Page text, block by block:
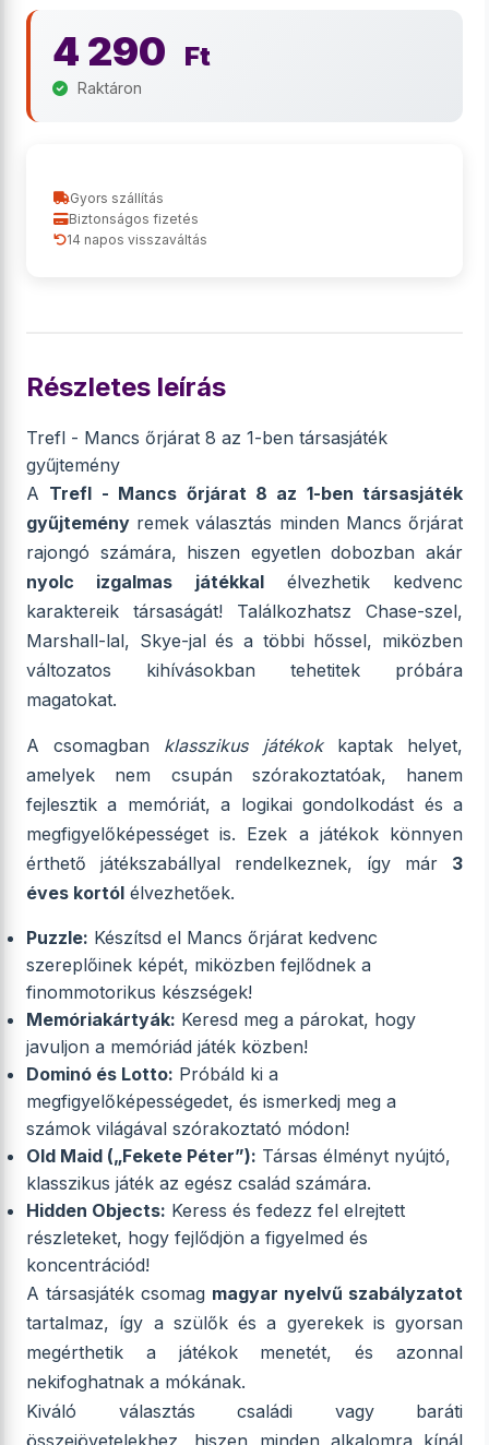
4 290 Ft
Raktáron
Gyors szállítás
Biztonságos fizetés
14 napos visszaváltás
Részletes leírás
Trefl - Mancs őrjárat 8 az 1-ben társasjáték
gyűjtemény
A Trefl - Mancs őrjárat 8 az 1-ben társasjáték
gyűjtemény remek választás minden Mancs őrjárat
rajongó számára, hiszen egyetlen dobozban akár
nyolc izgalmas játékkalélvezhetik kedvenc
karaktereik társaságát! Találkozhatsz Chase-szel,
Marshall-lal, Skye-jal és a többi hőssel, miközben
változatos kihívásokban tehetitek próbára
magatokat.
A csomagban klasszikus játékokkaptak helyet,
amelyek nem csupán szórakoztatóak, hanem
fejlesztik a memóriát, a logikai gondolkodást és a
megfigyelőképességet is. Ezek a játékok könnyen
érthető játékszabállyal rendelkeznek, így már 3
éves kortól élvezhetőek.
Puzzle: Készítsd el Mancs őrjárat kedvenc
szereplőinek képét, miközben fejlődnek a
finommotorikus készségek!
Memóriakártyák: Keresd meg a párokat, hogy
javuljon a memóriád játék közben!
Dominó és Lotto: Próbáld ki a
megfigyelőképességedet, és ismerkedj meg a
számok világával szórakoztató módon!
Old Maid („Fekete Péter”): Társas élményt nyújtó,
klasszikus játék az egész család számára.
Hidden Objects: Keress és fedezz fel elrejtett
részleteket, hogy fejlődjön a figyelmed és
koncentrációd!
A társasjáték csomag magyar nyelvű szabályzatot
tartalmaz, így a szülők és a gyerekek is gyorsan
megérthetik a játékok menetét, és azonnal
nekifoghatnak a mókának.
Kiváló választás családi vagy baráti
összejövetelekhez, hiszen minden alkalomra kínál